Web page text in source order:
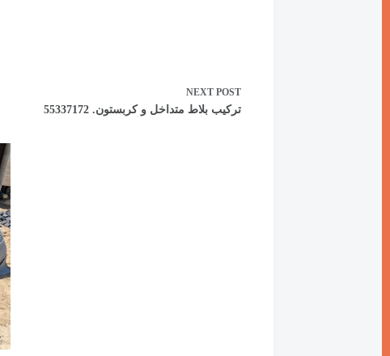
NEXT POST
تركيب بلاط متداخل و كربستون. 55337172